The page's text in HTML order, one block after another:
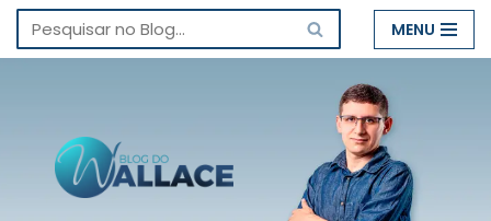
Pular
conteúdo
MENU